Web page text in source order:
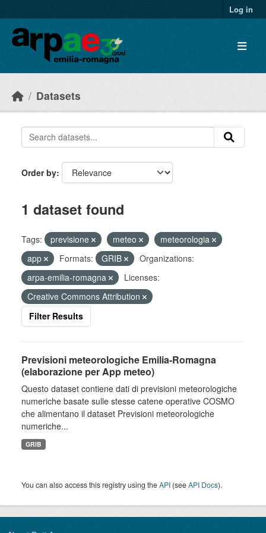
Log in
Datasets
Order by
1 dataset found
Tags: previsione meteo
meteorologia
app
Formats: GRIB
Organizations:
arpa-emilia-romagna
Licenses:
Creative Commons Attribution
Filter Results
Previsioni meteorologiche Emilia-Romagna
(elaborazione per App meteo)
Questo dataset contiene dati di previsioni meteorologiche
numeriche basate sulle stesse catene operative COSMO
che alimentano il dataset Previsioni meteorologiche
numeriche...
GRIB
You can also access this registry using theAPI (seeAPI Docs).